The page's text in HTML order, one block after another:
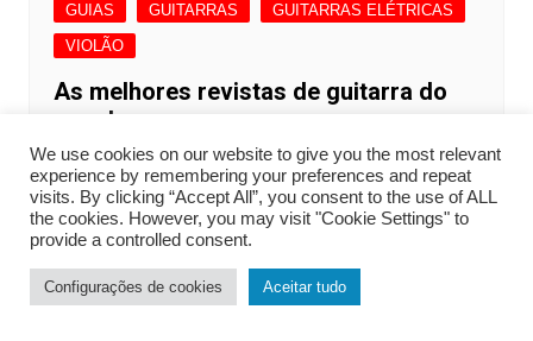
GUIAS GUITARRAS
GUITARRAS ELÉTRICAS
VIOLÃO
As melhores revistas de guitarra do
mundo
GuitarQuarter julho 10, 2023 0
We use cookies on our website to give you the most relevant
experience by remembering your preferences and repeat
visits. By clicking “Accept All”, you consent to the use of ALL
the cookies. However, you may visit "Cookie Settings" to
provide a controlled consent.
Configurações de cookies Aceitar tudo